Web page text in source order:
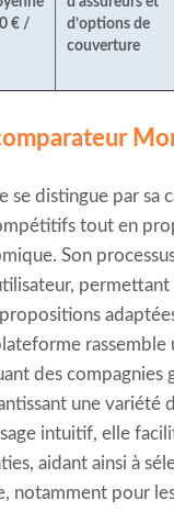
€ /
d’options de
couverture
se distingue par sa
tout en
Son
permettant
rassemble
des compagnies
une variété
intuitif, elle
aidant ainsi à
notamment pour